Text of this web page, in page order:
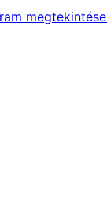
megtekintése